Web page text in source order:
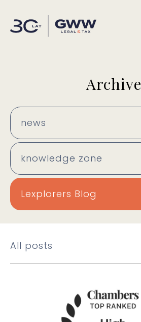
Archive
news
knowledge zone
Lexplorers Blog
All posts